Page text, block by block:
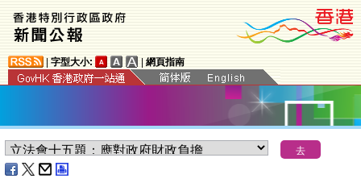
字型大小: 網頁指南